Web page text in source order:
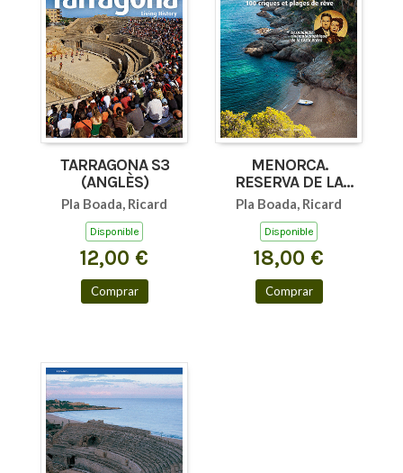
TARRAGONA S3
(ANGLÈS)
Pla Boada, Ricard
Disponible
12,00 €
Comprar
MENORCA.
RESERVA DE LA
BIOSFERA
GUIA+MAPA
(FRANCÈS)
Pla Boada, Ricard
Disponible
18,00 €
Comprar